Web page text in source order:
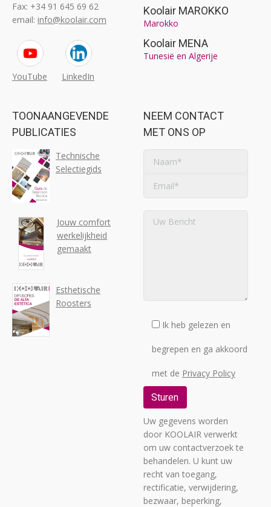
Fax: +34 91 645 69 62
email: info@koolair.com
YouTube LinkedIn
Koolair MAROKKO
Marokko
Koolair MENA
Tunesië en Algerije
TOONAANGEVENDE
PUBLICATIES
Technische
Selectiegids
Jouw comfort
werkelijkheid
gemaakt
Esthetische
Roosters
NEEM CONTACT
MET ONS OP
Ik heb gelezen en
begrepen en ga akkoord
met de Privacy Policy
Uw gegevens worden
door KOOLAIR verwerkt
om uw contactverzoek te
behandelen. U kunt uw
recht van toegang,
rectificatie, verwijdering,
bezwaar, beperking,